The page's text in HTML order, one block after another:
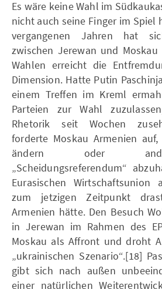
Es wäre keine Wahl im
nicht auch seine Finger im Spiel
vergangenen Jahren hat
zwischen Jerewan und
Wahlen erreicht die
Dimension. Hatte Putin
einem Treffen im Kreml
Parteien zur Wahl
Rhetorik seit Wochen
forderte Moskau Armenien
ändern oder
„Scheidungsreferendum“
Eurasischen Wirtschaftsunion
zum jetzigen Zeitpunkt
Armenien hätte. Den Besuch
in Jerewan im Rahmen des
Moskau als Affront und droht
„ukrainischen Szenario“.[18]
gibt sich nach außen
einer natürlichen